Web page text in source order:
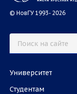
© НовГУ 1993- 2026
Университет
Студентам